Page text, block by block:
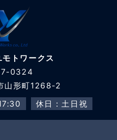
トワークス
0324
山形町1268-2
休日：土日祝